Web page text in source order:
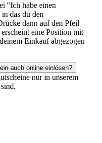
"Ich habe einen
das du den
dann auf den Pfeil
eine Position mit
Einkauf abgezogen
auch online einlösen?
nur in unserem